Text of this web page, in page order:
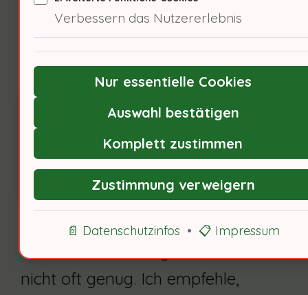
Reinigungsfrequenz für
staubanfällige Möbel
Regelmäßigeist unerlässlich. 85%
der Haushalte reinigen ihre Möbel
nicht oft genug. Ich empfehle,
Verbessern das Nutzererlebnis
Nur essentielle Cookies
Auswahl bestätigen
Komplett zustimmen
Zustimmung verweigern
📄 Datenschutzinfos • 📋 Impressum